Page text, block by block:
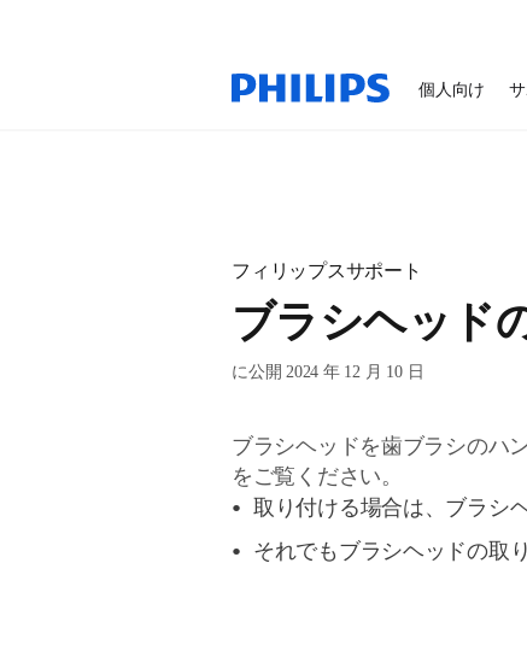
個人向け
フィリップスサポート
ブラシヘッド
に公開 2024 年 12 月 10 日
ブラシヘッドを歯ブラシのハ
をご覧ください。
取り付ける場合は、ブラシ
それでもブラシヘッドの取